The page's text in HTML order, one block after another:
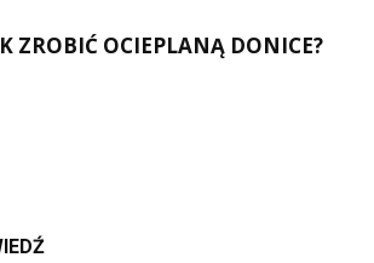
ZROBIĆ OCIEPLANĄ DONICE?